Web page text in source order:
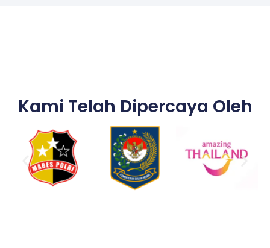
Kami Telah Dipercaya Oleh